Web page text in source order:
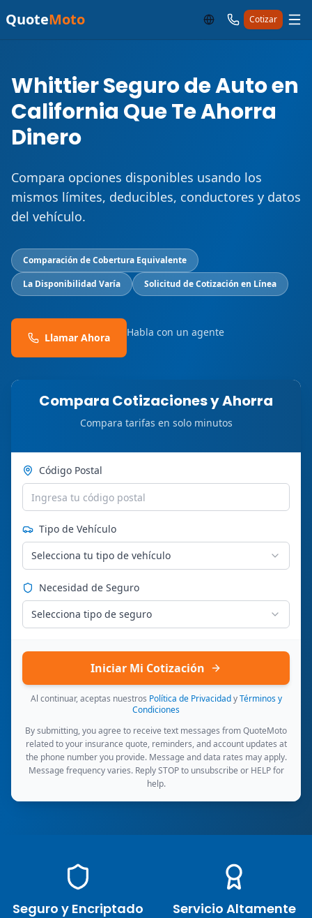
QuoteMoto Cotizar
Whittier Seguro de Auto en
California Que Te Ahorra
Dinero
Compara opciones disponibles usando los
mismos límites, deducibles, conductores y datos
del vehículo.
Comparación de Cobertura Equivalente
La Disponibilidad Varía
Solicitud de Cotización en Línea
Llamar Ahora Habla con un agente
Compara Cotizaciones y Ahorra
Compara tarifas en solo minutos
Código Postal
Tipo de Vehículo
Selecciona tu tipo de vehículo
Necesidad de Seguro
Selecciona tipo de seguro
Iniciar Mi Cotización
Al continuar, aceptas nuestros Política de Privacidad y Términos y
Condiciones
By submitting, you agree to receive text messages from QuoteMoto
related to your insurance quote, reminders, and account updates at
the phone number you provide. Message and data rates may apply.
Message frequency varies. Reply STOP to unsubscribe or HELP for
help.
Seguro y Encriptado
Servicio Altamente